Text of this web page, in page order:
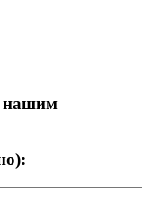
нашим